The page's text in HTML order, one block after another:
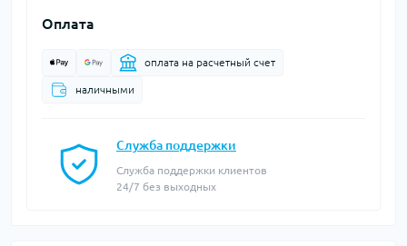
Оплата
оплата на расчетный счет
наличными
Служба поддержки
Служба поддержки клиентов
24/7 без выходных